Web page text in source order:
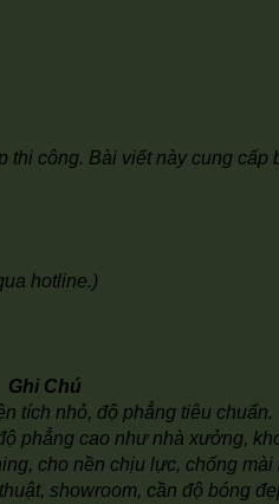
công. Bài viết này cung cấp
hotline.)
Ghi Chú
tích nhỏ, độ phẳng tiêu chuẩn.
phẳng cao như nhà xưởng,
cho nền chịu lực, chống mài
showroom, cần độ bóng